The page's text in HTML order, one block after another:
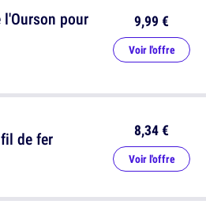
pour
9,99 €
Voir l'offre
de fer 8,34 €
Voir l'offre